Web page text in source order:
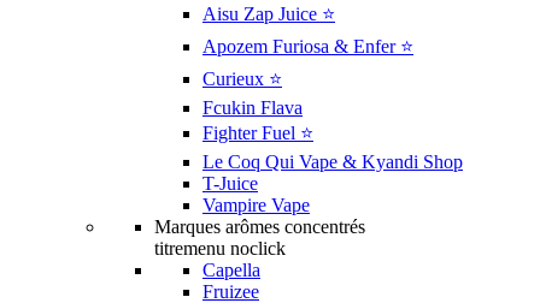
Aisu Zap Juice ⭐️
Apozem Furiosa & Enfer ⭐️
Curieux ⭐️
Fcukin Flava
Fighter Fuel ⭐️
Le Coq Qui Vape & Kyandi Shop
T-Juice
Vampire Vape
Marques arômes concentrés
titremenu noclick
Capella
Fruizee